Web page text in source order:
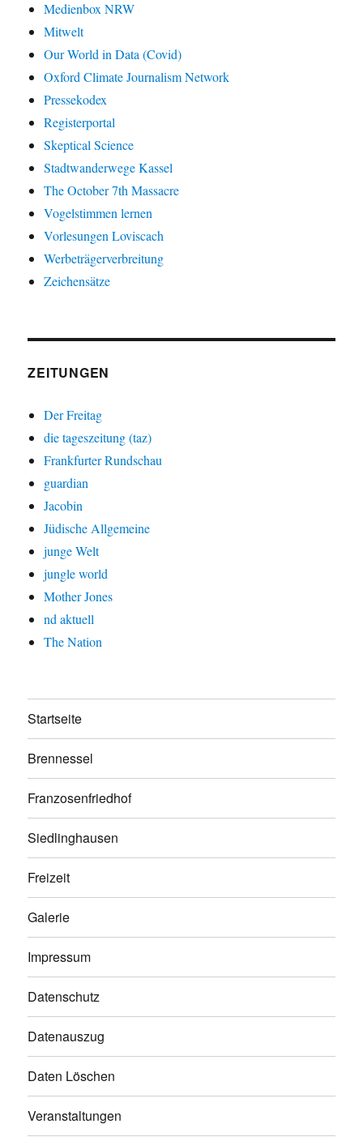
Medienbox NRW
Mitwelt
Our World in Data (Covid)
Oxford Climate Journalism Network
Pressekodex
Registerportal
Skeptical Science
Stadtwanderwege Kassel
The October 7th Massacre
Vogelstimmen lernen
Vorlesungen Loviscach
Werbeträgerverbreitung
Zeichensätze
ZEITUNGEN
Der Freitag
die tageszeitung (taz)
Frankfurter Rundschau
guardian
Jacobin
Jüdische Allgemeine
junge Welt
jungle world
Mother Jones
nd aktuell
The Nation
Startseite
Brennessel
Franzosenfriedhof
Siedlinghausen
Freizeit
Galerie
Impressum
Datenschutz
Datenauszug
Daten Löschen
Veranstaltungen